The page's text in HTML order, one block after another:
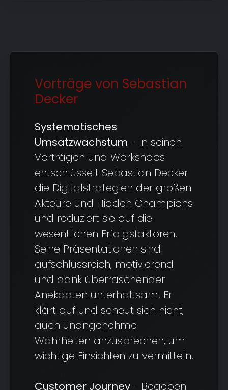
Vorträge von Sebastian
Decker
Systematisches
Umsatzwachstum - In seinen
Vorträgen und Workshops
entschlüsselt Sebastian Decker
die Digitalstrategien der großen
Akteure und Hidden Champions
und reduziert sie auf die
wesentlichen Erfolgsfaktoren.
Seine Präsentationen sind
aufschlussreich, motivierend
und dank überraschender
Anekdoten unterhaltsam. Er
klärt auf und scheut sich nicht,
auch unangenehme
Wahrheiten anzusprechen, um
wichtige Einsichten zu vermitteln.
Customer Journey- Begeben